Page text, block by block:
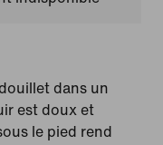
dans un
est doux et
le pied rend